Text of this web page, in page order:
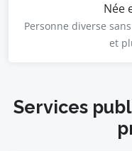
Née
Personne diverse
et
Services